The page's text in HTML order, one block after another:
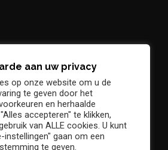
Club
aan uw privacy
op onze website om u de
te geven door het
en herhaalde
accepteren" te klikken,
van ALLE cookies. U kunt
instellingen" gaan om een
te geven.